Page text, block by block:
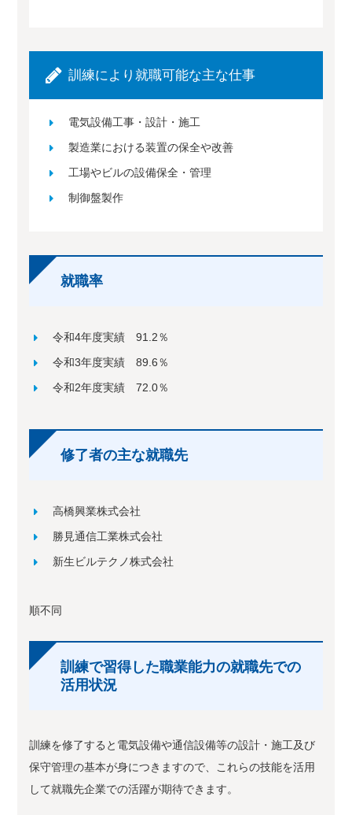
訓練により就職可能な主な仕事
電気設備工事・設計・施工
製造業における装置の保全や改善
工場やビルの設備保全・管理
制御盤製作
就職率
令和4年度実績 91.2％
令和3年度実績 89.6％
令和2年度実績 72.0％
修了者の主な就職先
高橋興業株式会社
勝見通信工業株式会社
新生ビルテクノ株式会社
順不同
訓練で習得した職業能力の就職先での
活用状況
訓練を修了すると電気設備や通信設備等の設計・施工及び
保守管理の基本が身につきますので、これらの技能を活用
して就職先企業での活躍が期待できます。